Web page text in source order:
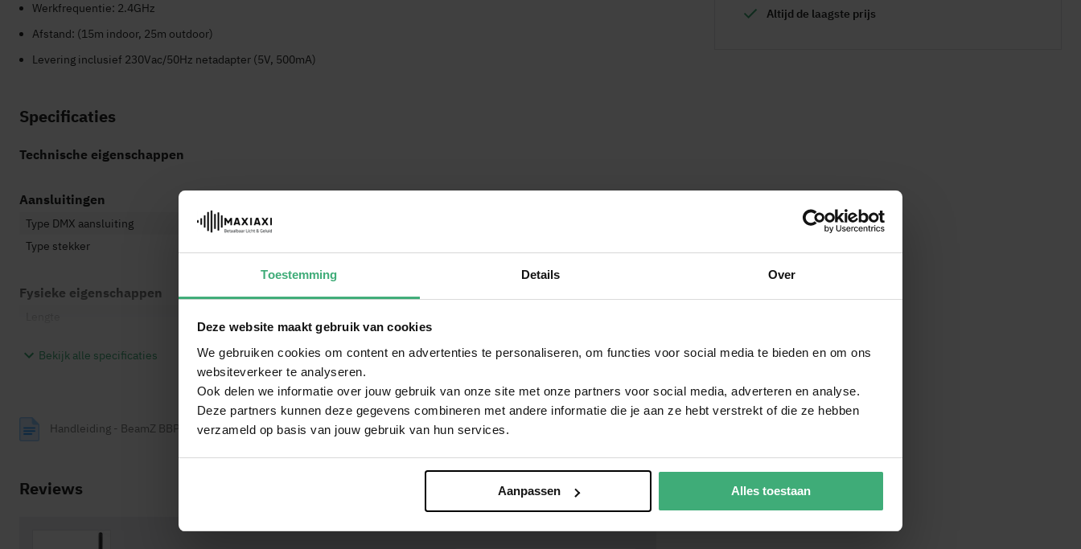
Toestemming Details Over
Deze website maakt gebruik van cookies
We gebruiken cookies om content en advertenties te personaliseren, om functies voor social media te bieden en om ons
websiteverkeer te analyseren.
Ook delen we informatie over jouw gebruik van onze site met onze partners voor social media, adverteren en analyse.
Deze partners kunnen deze gegevens combineren met andere informatie die je aan ze hebt verstrekt of die ze hebben
verzameld op basis van jouw gebruik van hun services.
Aanpassen Alles toestaan
Werkfrequentie: 2.4GHz
Afstand: (15m indoor, 25m outdoor)
Levering inclusief 230Vac/50Hz netadapter (5V, 500mA)
Specificaties
Technische eigenschappen
Aansluitingen
Type DMX aansluiting
Type stekker
Fysieke eigenschappen
Hoogte
5,5 cm
0,3 kg
Algemene specificaties
Stroomkabel
Bekijk alle specificaties
Handleiding - BeamZ BBP W-DMX draadloze DMX zender / ontvanger(624.76 kB)
Reviews
Altijd de laagste prijs